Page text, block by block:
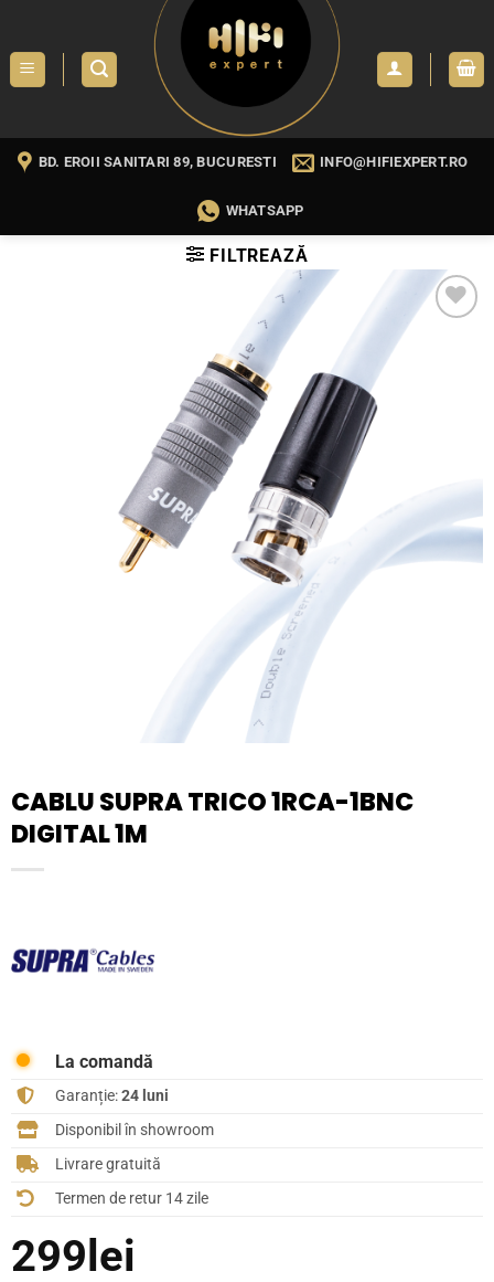
content
BD. EROII SANITARI 89, BUCURESTI INFO@HIFIEXPERT.RO
WHATSAPP
FILTREAZĂ
WISHLIST
CABLU SUPRA TRICO 1RCA-1BNC
DIGITAL 1M
La comandă
Garanție:24 luni
Disponibil în showroom
Livrare gratuită
Termen de retur 14 zile
299 lei